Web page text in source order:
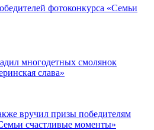
фотоконкурса «Семьи
многодетных смолянок
слава»
вручил призы победителям
счастливые моменты»